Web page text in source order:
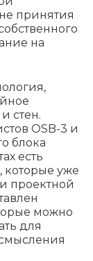
принятия
на
стен.
OSB-3 и
блока
есть
которые уже
проектной
можно
для